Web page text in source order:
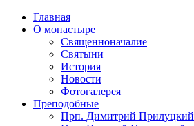
Главная
О монастыре
Священноначалие
Святыни
История
Новости
Фотогалерея
Преподобные
Прп. Димитрий Прилуцкий